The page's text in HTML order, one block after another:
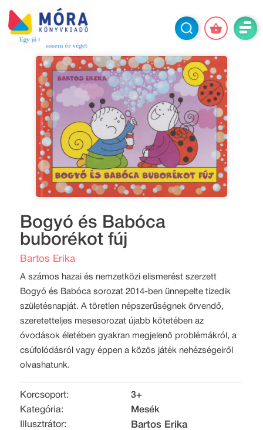
Bogyó és Babóca
buborékot fúj
Bartos Erika
A számos hazai és nemzetközi elismerést szerzett
Bogyó és Babóca sorozat 2014-ben ünnepelte tizedik
születésnapját. A töretlen népszerűségnek örvendő,
szeretetteljes mesesorozat újabb kötetében az
óvodások életében gyakran megjelenő problémákról, a
csúfolódásról vagy éppen a közös játék nehézségeiről
olvashatunk.
Korcsoport:
3+
Kategória:
Mesék
Illusztrátor:
Bartos Erika